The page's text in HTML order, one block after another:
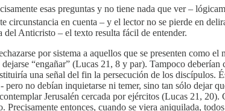
esas preguntas y no tiene nada que ver –
circunstancia en cuenta – y el lector no se pierde en
del Anticristo – el texto resulta fácil de entender.
por sistema a aquellos que se presenten como
“engañar” (Lucas 21, 8 y par). Tampoco
una señal del fin la persecución de los discípulos.
no debían inquietarse ni temer, sino tan sólo dejar
Jerusalén cercada por ejércitos (Lucas 21,
Precisamente entonces, cuando se viera aniquilada,